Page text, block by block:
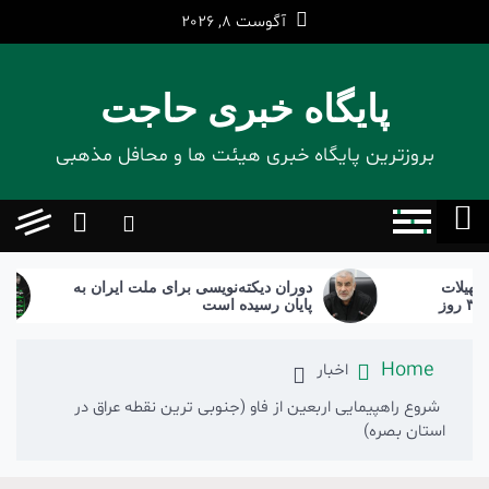
آگوست 8, 2026
پایگاه خبری حاجت
بروزترین پایگاه‌ خبری هیئت ها و محافل مذهبی
دوران دیکته‌نویسی برای ملت ایران به
پایان رسیده است
Home
اخبار
شروع راهپیمایی اربعین از فاو (جنوبی ترین نقطه عراق در
استان بصره)